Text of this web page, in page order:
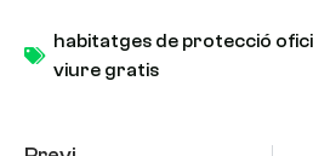
habitatges de protecció
viure gratis